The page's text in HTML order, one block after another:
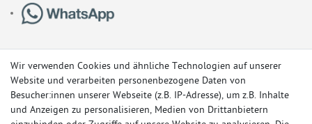
Wir verwenden Cookies und ähnliche Technologien auf unserer
Website und verarbeiten personenbezogene Daten von
Besucher:innen unserer Webseite (z.B. IP-Adresse), um z.B. Inhalte
und Anzeigen zu personalisieren, Medien von Drittanbietern